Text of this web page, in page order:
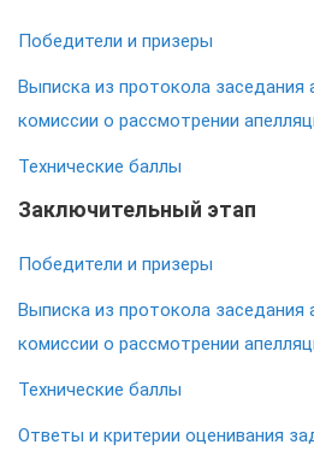
Победители и призеры
Выписка из протокола заседания
комиссии о рассмотрении
Технические баллы
Заключительный этап
Победители и призеры
Выписка из протокола заседания
комиссии о рассмотрении
Технические баллы
Ответы и критерии оценивания